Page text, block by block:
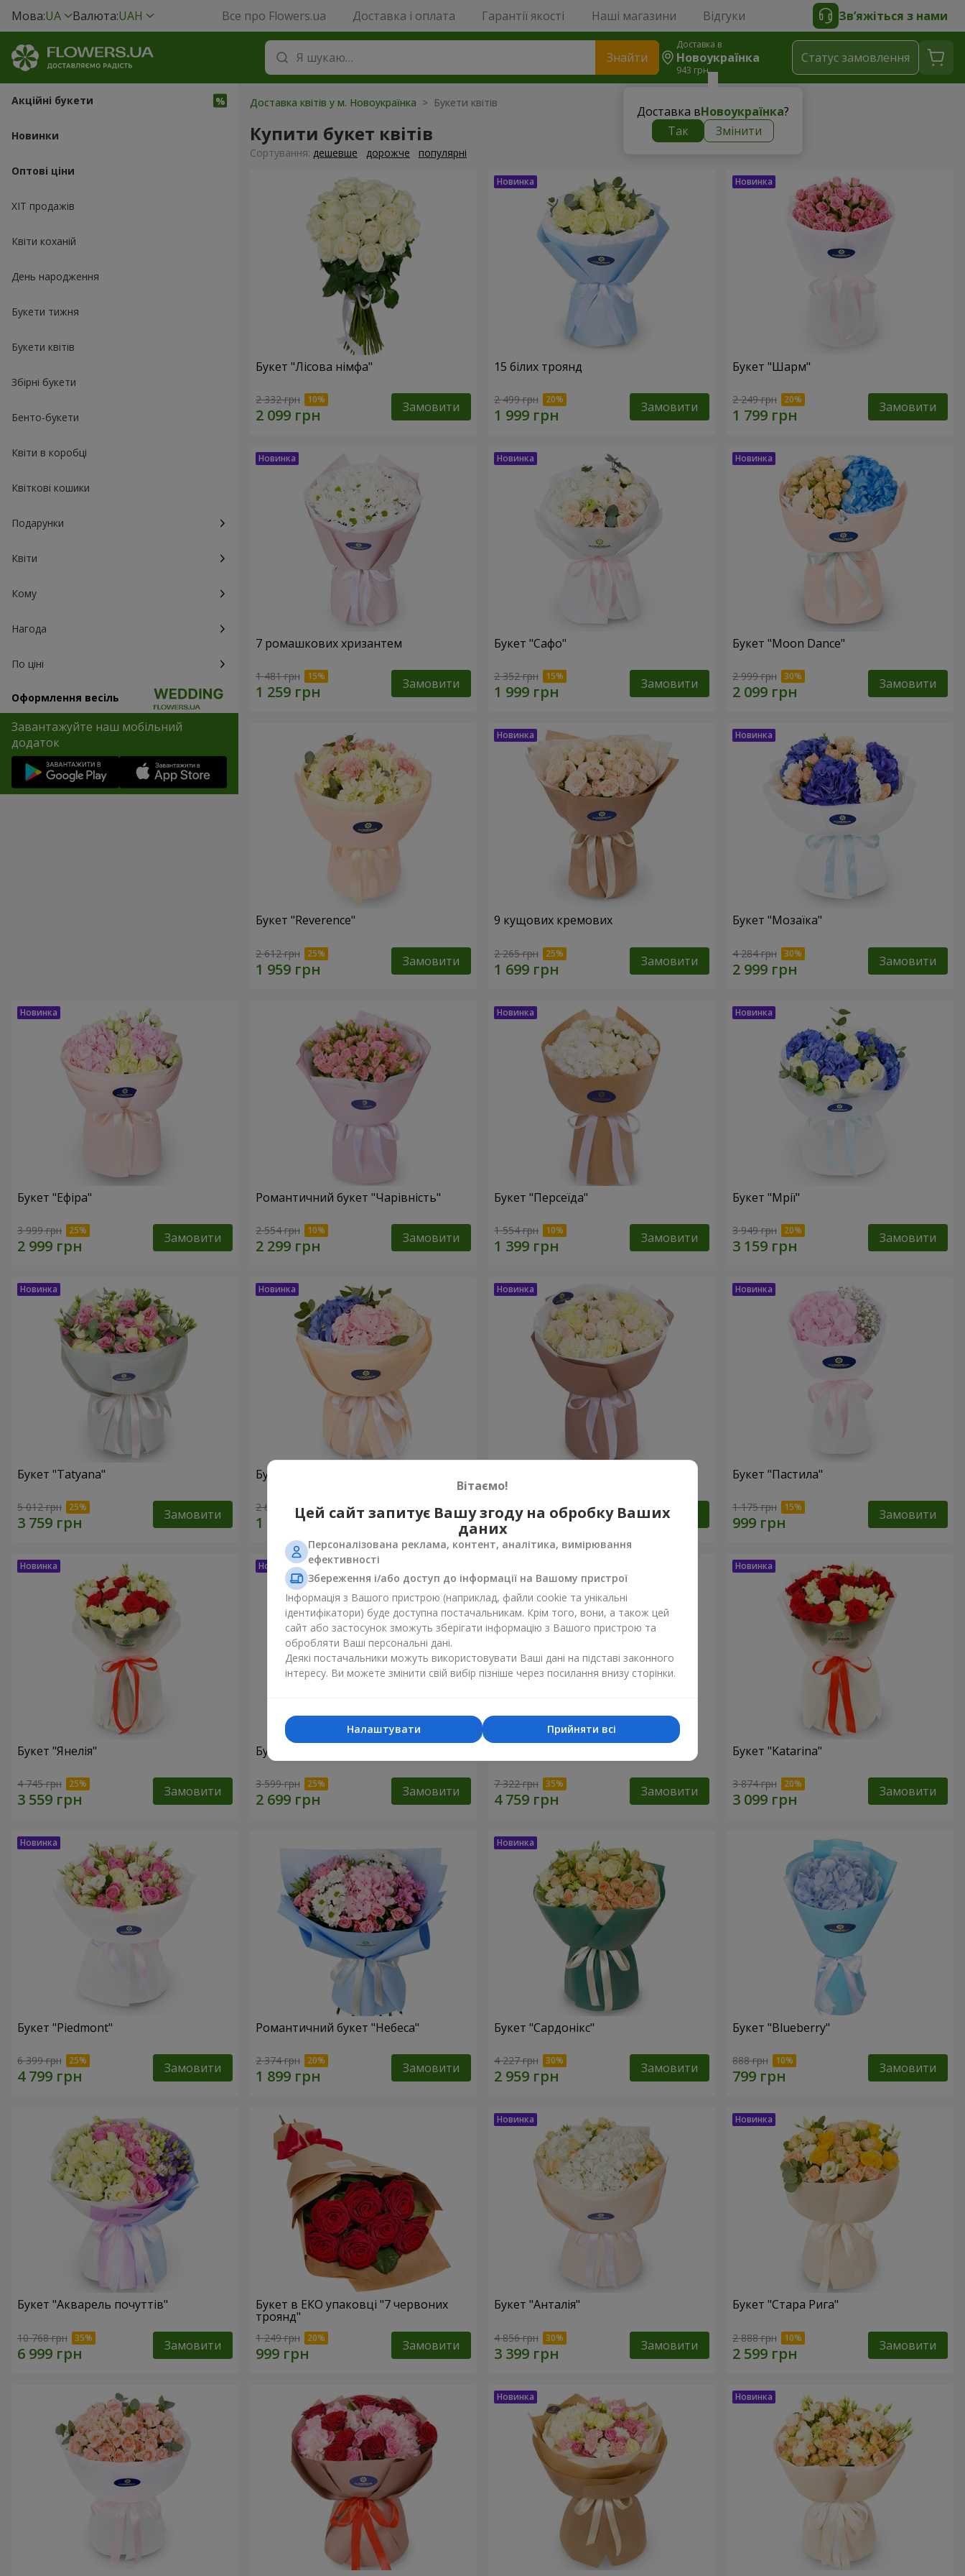
Мова:UA Валюта:UAH Все про Flowers.ua Доставка і оплата Гарантії якості Наші магазини Відгуки Зв’яжіться з нами
Знайти
Доставка в
Новоукраїнка
943 грн
Доставка вНовоукраїнка?
Так
Змінити
Статус замовлення
Акційні букети
Новинки
Оптові ціни
ХІТ продажів
Квіти коханій
День народження
Букети тижня
Букети квітів
Збірні букети
Бенто-букети
Квіти в коробці
Квіткові кошики
Подарунки
Квіти
Кому
Нагода
По ціні
Оформлення весіль
Завантажуйте наш мобільний
додаток
Доставка квітів у м. Новоукраїнка > Букети квітів
Купити букет квітів
Сортування: дешевше дорожче популярні
Букет "Лісова німфа"
2 332 грн Замовити
15 білих троянд
2 499 грн Замовити
Букет "Шарм"
2 249 грн Замовити
7 ромашкових хризантем
1 481 грн Замовити
Букет "Сафо"
2 352 грн Замовити
Букет "Moon Dance"
2 999 грн Замовити
Букет "Reverence"
2 612 грн Замовити
9 кущових кремових
2 265 грн Замовити
Букет "Мозаїка"
4 284 грн Замовити
Букет "Ефіра"
3 999 грн Замовити
Романтичний букет "Чарівність"
2 554 грн Замовити
Букет "Персеїда"
1 554 грн Замовити
Букет "Мрії"
3 949 грн Замовити
Букет "Tatyana"
5 012 грн Замовити
Букет "Хмара почуттів"
2 665 грн Замовити 2 999 грн Замовити
Букет "Пастила"
1 175 грн Замовити
Букет "Янелія"
4 745 грн Замовити
Букет "Щирість"
3 599 грн Замовити 7 322 грн Замовити
Букет "Katarina"
3 874 грн Замовити
Букет "Piedmont"
6 399 грн Замовити
Романтичний букет "Небеса"
2 374 грн Замовити
Букет "Сардонікс"
4 227 грн Замовити
Букет "Blueberry"
888 грн Замовити
Букет "Акварель почуттів"
10 768 грн Замовити
Букет в ЕКО упаковці "7 червоних
троянд"
1 249 грн Замовити
Букет "Анталія"
4 856 грн Замовити
Букет "Стара Рига"
2 888 грн Замовити
Вітаємо!
Цей сайт запитує Вашу згоду на обробку Ваших
даних
Персоналізована реклама, контент, аналітика, вимірювання
ефективності
Збереження і/або доступ до інформації на Вашому пристрої
Інформація з Вашого пристрою (наприклад, файли cookie та унікальні
ідентифікатори) буде доступна постачальникам. Крім того, вони, а також цей
сайт або застосунок зможуть зберігати інформацію з Вашого пристрою та
обробляти Ваші персональні дані.
Деякі постачальники можуть використовувати Ваші дані на підставі законного
інтересу. Ви можете змінити свій вибір пізніше через посилання внизу сторінки.
Прийняти всі
Налаштувати